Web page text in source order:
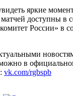
яркие
доступны в
России» в
в
vk.com/rgbspb